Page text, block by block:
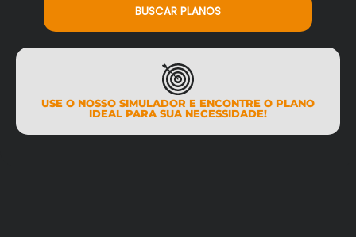
BUSCAR PLANOS
USE O NOSSO SIMULADOR E ENCONTRE O PLANO
IDEAL PARA SUA NECESSIDADE!